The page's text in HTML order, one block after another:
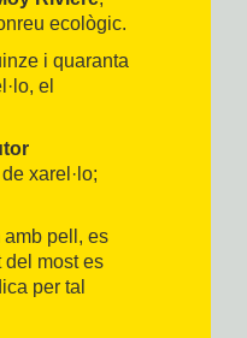
ecològic.
i quaranta
el
xarel·lo;
amb pell, es
del most es
per tal